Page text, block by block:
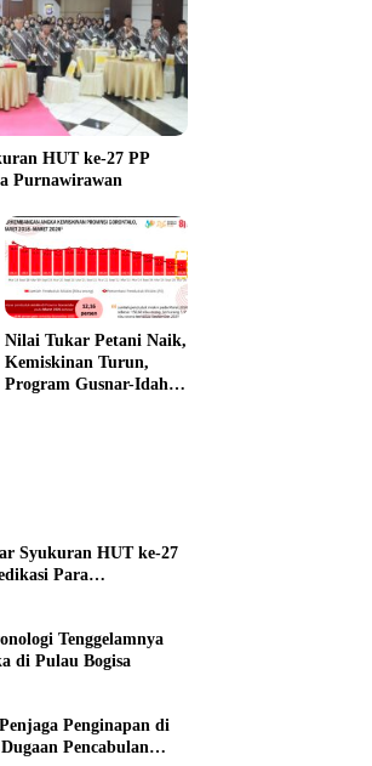
HUT ke-27 PP
Purnawirawan
Nilai Tukar Petani Naik,
Kemiskinan Turun,
Program Gusnar-Idah
Syukuran HUT ke-27
Para
Tenggelamnya
di Pulau Bogisa
Penginapan di
Pencabulan